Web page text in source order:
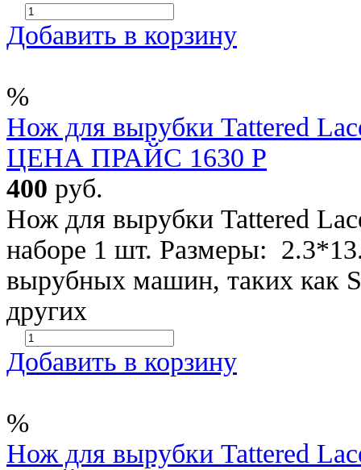
Добавить в корзину
%
Нож для вырубки Tattered
ЦЕНА ПРАЙС 1630 Р
400 руб.
Нож для вырубки Tattered
наборе 1 шт. Размеры:
вырубных машин, таких как
других
Добавить в корзину
%
Нож для вырубки Tattered